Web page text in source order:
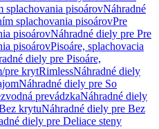
splachovania pisoárovNáhradné
splachovania pisoárovPre
pisoárovNáhradné diely pre Pre
pisoárovPisoáre, splachovacia
diely pre Pisoáre,
pre krytRimlessNáhradné diely
Náhradné diely pre So
prevádzkaNáhradné diely
krytuNáhradné diely pre Bez
diely pre Deliace steny